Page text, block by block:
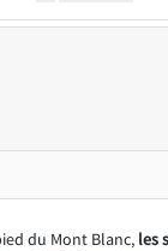
du Mont Blanc, les